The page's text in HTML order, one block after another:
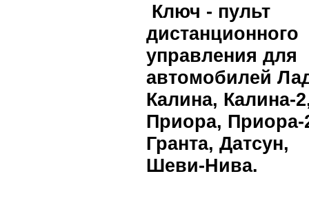
Ключ - пульт
дистанционного
управления для
автомобилей
Калина, Калина-
Приора, Приора-
Гранта, Датсун,
Шеви-Нива.